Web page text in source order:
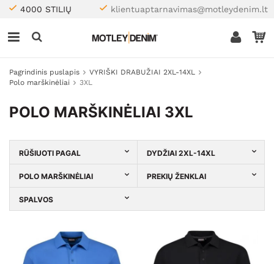
4000 STILIŲ klientuaptarnavimas@motleydenim.lt
Pagrindinis puslapis
VYRIŠKI DRABUŽIAI 2XL-14XL
Polo marškinėliai
3XL
POLO MARŠKINĖLIAI 3XL
RŪŠIUOTI PAGAL DYDŽIAI 2XL-14XL
POLO MARŠKINĖLIAI PREKIŲ ŽENKLAI
SPALVOS